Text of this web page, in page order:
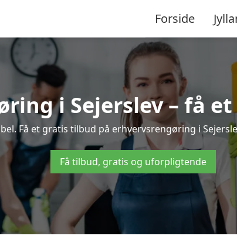
Forside
i Sejerslev – få
Få et gratis tilbud på erhvervsrengøring i
Få tilbud, gratis og uforpligtende